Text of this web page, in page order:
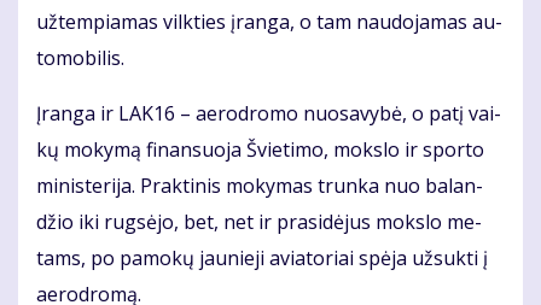
už­tem­pia­mas vilk­ties įran­ga, o tam nau­do­ja­mas au­
to­mo­bi­lis.
Įran­ga ir LAK16 – ae­ro­dro­mo nuo­sa­vy­bė, o pa­tį vai­
kų mo­ky­mą fi­nan­suo­ja Švie­ti­mo, moks­lo ir spor­to
mi­nis­te­ri­ja. Prak­ti­nis mo­ky­mas trun­ka nuo ba­lan­
džio iki rug­sė­jo, bet, net ir pra­si­dė­jus moks­lo me­
tams, po pa­mo­kų jau­nie­ji avia­to­riai spė­ja už­suk­ti į
ae­ro­dro­mą.